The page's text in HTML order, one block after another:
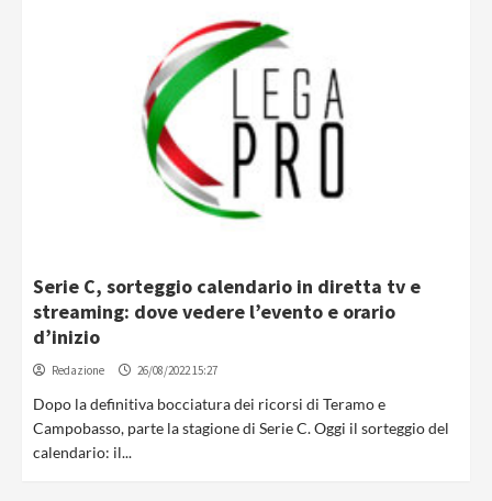
Serie C, sorteggio calendario in diretta tv e
streaming: dove vedere l’evento e orario
d’inizio
Redazione 26/08/2022 15:27
Dopo la definitiva bocciatura dei ricorsi di Teramo e
Campobasso, parte la stagione di Serie C. Oggi il sorteggio del
calendario: il...